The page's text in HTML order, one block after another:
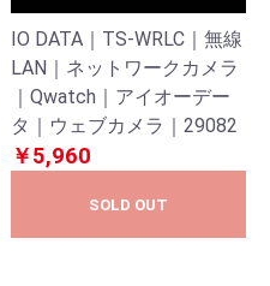
IO DATA｜TS-WRLC｜無線
LAN｜ネットワークカメラ
｜Qwatch｜アイオーデー
タ｜ウェブカメラ｜29082
￥5,960
SOLD OUT